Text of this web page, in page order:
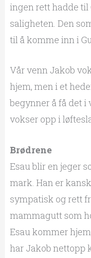
ingen rett hadde til
saligheten. Den
til å komme inn i
Vår venn Jakob
hjem, men i et
begynner å få det i
vokser opp i
Brødrene
Esau blir en jeger
mark. Han er
sympatisk og rett
mammagutt som
Esau kommer
har Jakob nettopp